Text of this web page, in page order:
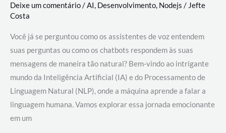
Deixe um comentário/AI, Desenvolvimento, Nodejs / Jefte
Costa
Você já se perguntou como os assistentes de voz entendem
suas perguntas ou como os chatbots respondem às suas
mensagens de maneira tão natural? Bem-vindo ao intrigante
mundo da Inteligência Artificial (IA) e do Processamento de
Linguagem Natural (NLP), onde a máquina aprende a falar a
linguagem humana. Vamos explorar essa jornada emocionante
em um